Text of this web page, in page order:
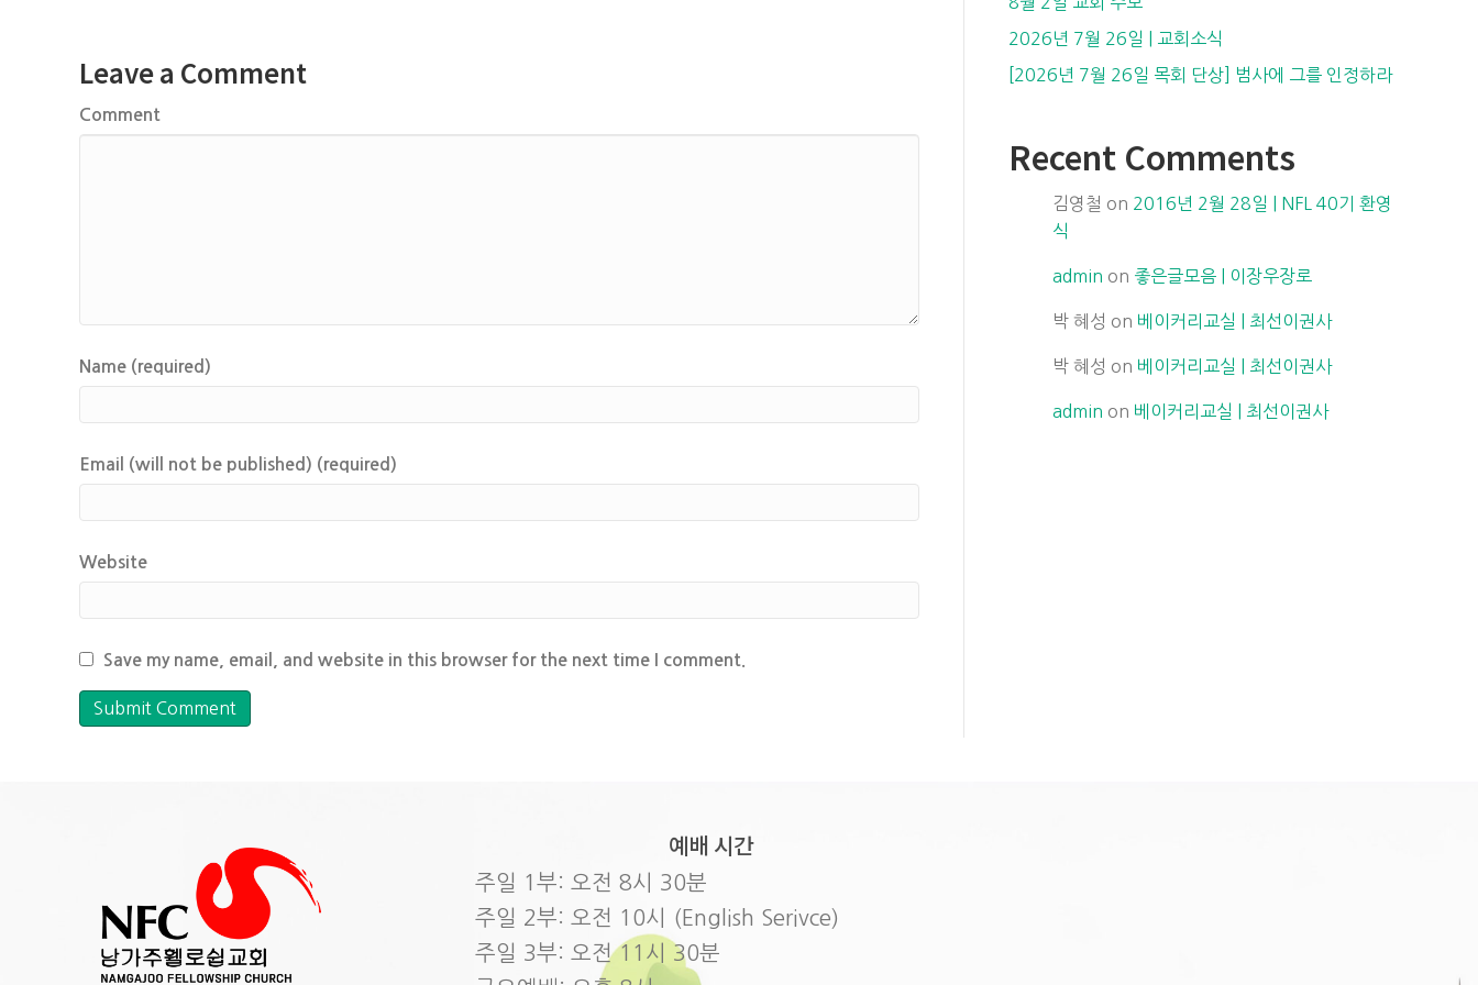
Leave a Comment
Comment
Name (required)
Email (will not be published) (required)
Website
Save my name, email, and website in this browser for the next time I comment.
2026년 7월 26일 | 교회소식
[2026년 7월 26일 목회 단상] 범사에 그를 인정하라
Recent Comments
김영철 on 2016년 2월 28일 | NFL 40기 환영
식
admin on 좋은글모음 | 이장우장로
박 혜성 on 베이커리교실 | 최선이권사
박 혜성 on 베이커리교실 | 최선이권사
admin on 베이커리교실 | 최선이권사
예배 시간
주일 1부: 오전 8시 30분
주일 2부: 오전 10시 (English Serivce)
주일 3부: 오전 11시 30분